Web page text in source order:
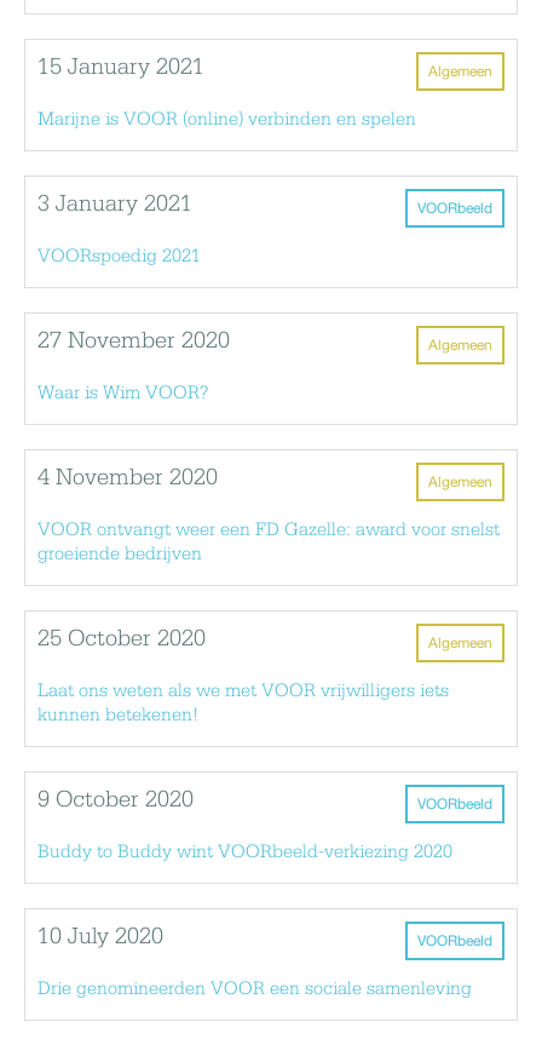
Algemeen
15 January 2021
Marijne is VOOR (online) verbinden en spelen
VOORbeeld
3 January 2021
VOORspoedig 2021
Algemeen
27 November 2020
Waar is Wim VOOR?
Algemeen
4 November 2020
VOOR ontvangt weer een FD Gazelle: award voor snelst
groeiende bedrijven
Algemeen
25 October 2020
Laat ons weten als we met VOOR vrijwilligers iets
kunnen betekenen!
VOORbeeld
9 October 2020
Buddy to Buddy wint VOORbeeld-verkiezing 2020
VOORbeeld
10 July 2020
Drie genomineerden VOOR een sociale samenleving